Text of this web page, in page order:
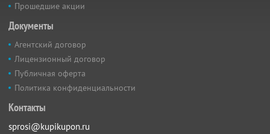
Прошедшие акции
Документы
Агентский договор
Лицензионный договор
Публичная оферта
Политика конфиденциальности
Контакты
sprosi@kupikupon.ru